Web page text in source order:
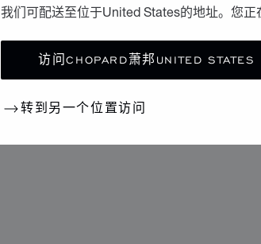
我们可配送至位于United States的地址。您正
访问CHOPARD萧邦UNITED STATES
转到另一个位置访问